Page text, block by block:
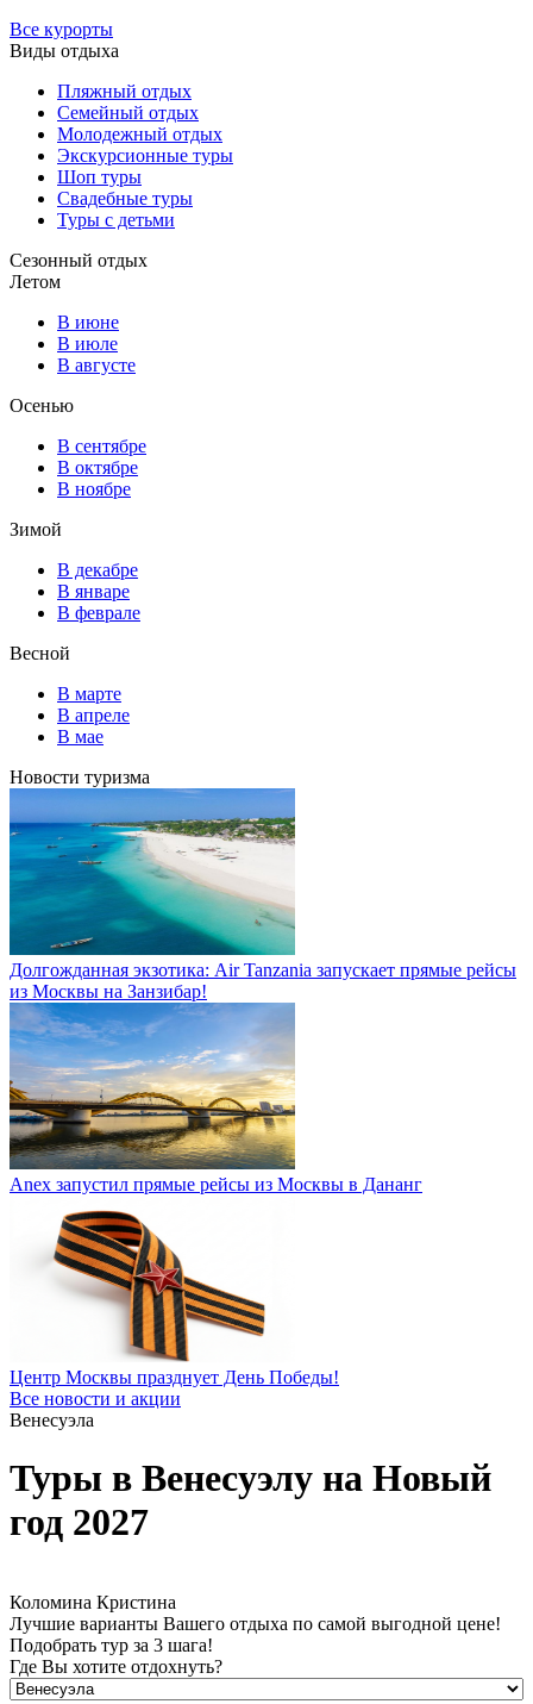
Все курорты
Виды отдыха
Пляжный отдых
Семейный отдых
Молодежный отдых
Экскурсионные туры
Шоп туры
Свадебные туры
Туры с детьми
Сезонный отдых
Летом
В июне
В июле
В августе
Осенью
В сентябре
В октябре
В ноябре
Зимой
В декабре
В январе
В феврале
Весной
В марте
В апреле
В мае
Новости туризма
Долгожданная экзотика: Air Tanzania запускает прямые рейсы
из Москвы на Занзибар!
Anex запустил прямые рейсы из Москвы в Дананг
Центр Москвы празднует День Победы!
Все новости и акции
Венесуэла
Туры в Венесуэлу на Новый
год 2027
Коломина Кристина
Лучшие варианты Вашего отдыха по самой выгодной цене!
Подобрать тур за 3 шага!
Где Вы хотите отдохнуть?